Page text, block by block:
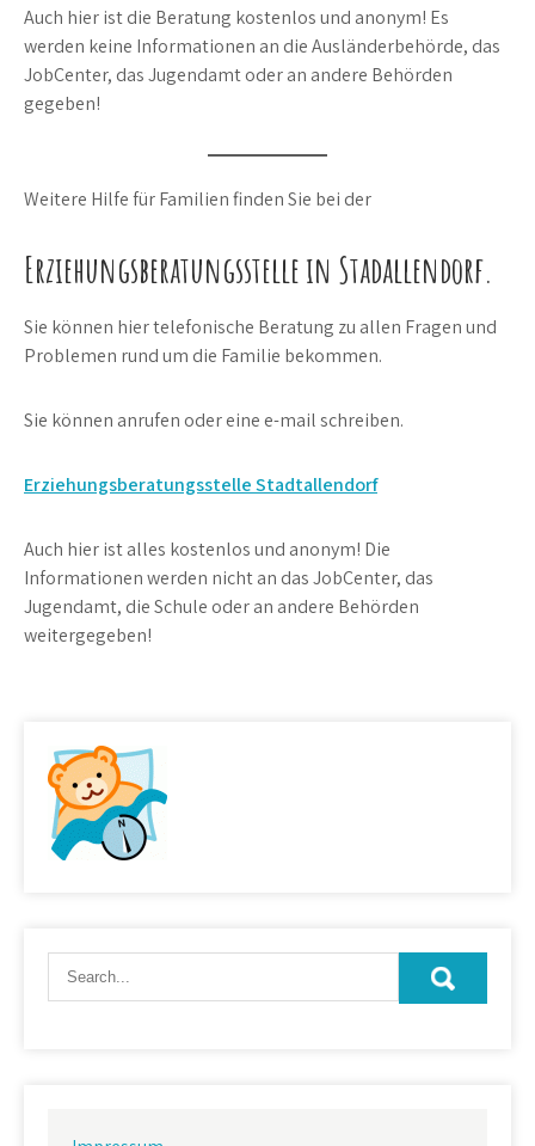
Auch hier ist die Beratung kostenlos und anonym! Es
werden keine Informationen an die Ausländerbehörde, das
JobCenter, das Jugendamt oder an andere Behörden
gegeben!
Weitere Hilfe für Familien finden Sie bei der
Erziehungsberatungsstelle in Stadallendorf.
Sie können hier telefonische Beratung zu allen Fragen und
Problemen rund um die Familie bekommen.
Sie können anrufen oder eine e-mail schreiben.
Erziehungsberatungsstelle Stadtallendorf
Auch hier ist alles kostenlos und anonym! Die
Informationen werden nicht an das JobCenter, das
Jugendamt, die Schule oder an andere Behörden
weitergegeben!